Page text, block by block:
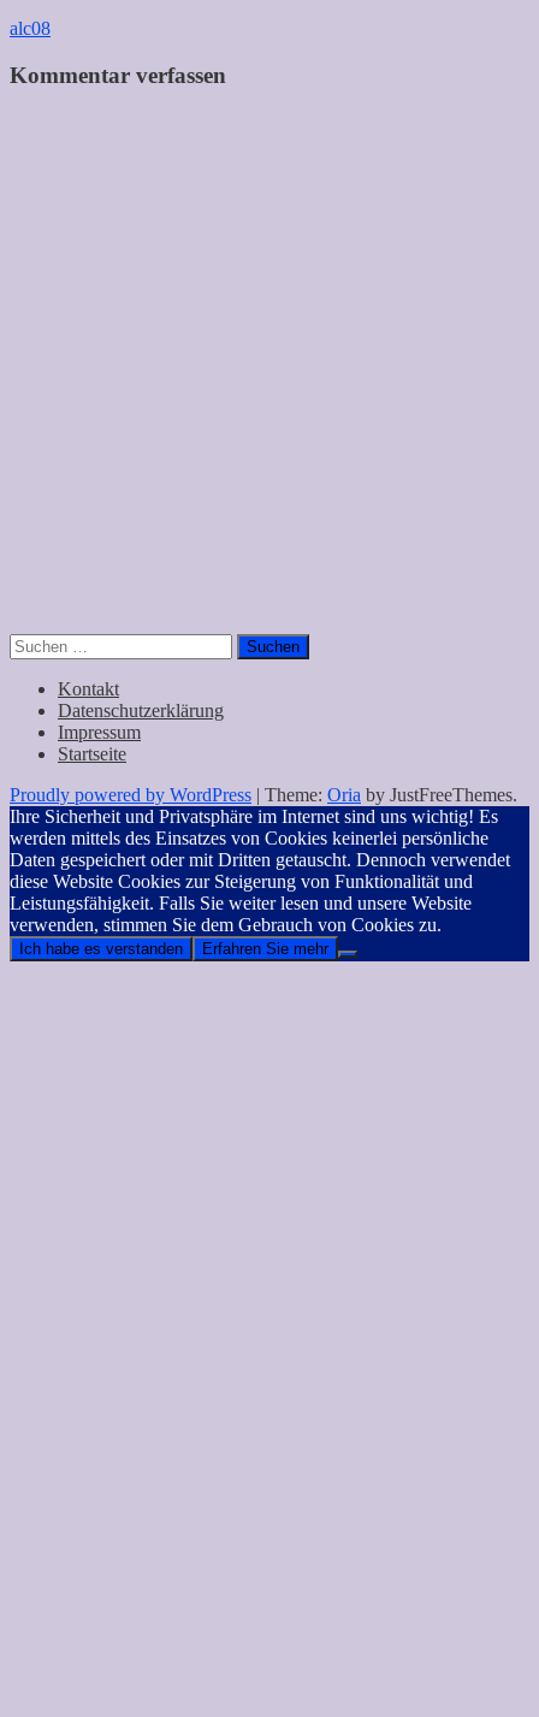
Beitragsnavigation
alc08
Kommentar verfassen
Suchen
nach:
Kontakt
Datenschutzerklärung
Impressum
Startseite
Proudly powered by WordPress | Theme: Oria by JustFreeThemes.
Ihre Sicherheit und Privatsphäre im Internet sind uns wichtig! Es
werden mittels des Einsatzes von Cookies keinerlei persönliche
Daten gespeichert oder mit Dritten getauscht. Dennoch verwendet
diese Website Cookies zur Steigerung von Funktionalität und
Leistungsfähigkeit. Falls Sie weiter lesen und unsere Website
verwenden, stimmen Sie dem Gebrauch von Cookies zu.
Ich habe es verstanden Erfahren Sie mehr